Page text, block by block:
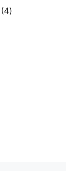
produktów
44